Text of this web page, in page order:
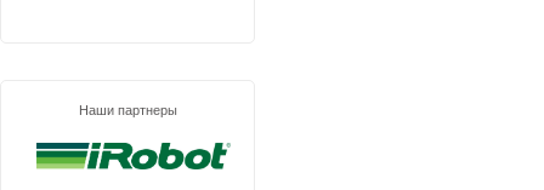
Наши партнеры